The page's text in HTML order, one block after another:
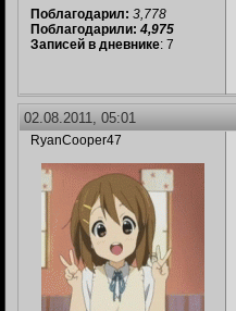
Поблагодарил: 3,778
Поблагодарили: 4,975
Записей в дневнике: 7
02.08.2011, 05:01
RyanCooper47